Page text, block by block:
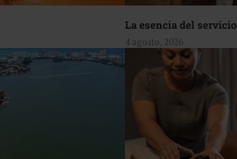
La esencia del servicio
4 agosto, 2026